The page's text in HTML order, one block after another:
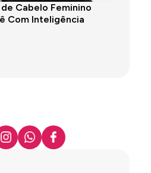
Cabelo Feminino
Com Inteligência